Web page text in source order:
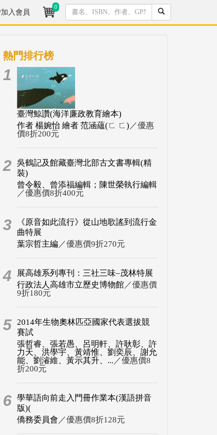
入會員
0
熱門排行榜
1
臺灣鯨讚(海洋廉政教育繪本)
作者 楊婉怡 繪者 范涵蘊(ㄈ ㄈ) ／優惠
價8折200元
2 吳鶴記及館藏臺灣北部古文書專輯(精
裝)
曾令毅、曾添福編輯；陳世榮執行編輯
／優惠價8折400元
3
《原音如此流行》從山地歌謠到流行金
曲特展
葉宗哲主編 ／優惠價9折270元
4
展高雄系列專刊：三社三味–茂林特展
行政法人高雄市立歷史博物館／優惠價
9折180元
5 2014年生物奧林匹亞國家代表選拔競
賽試
張哲睿、張若愚、呂明軒、許耿彰、許
力天、洪學宇、黃靖惟、劉奕辰、謝允
能、劉濬維、黃示其升、... ／優惠價8
折200元
6 學華語向前走入門冊作業本(漢語拼音
版)(
僑務委員會 ／優惠價8折128元